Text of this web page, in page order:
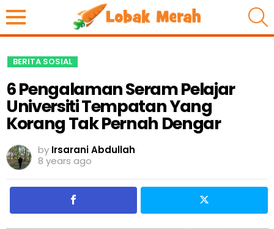
BERITA SOSIAL
6 Pengalaman Seram Pelajar
Universiti Tempatan Yang
Korang Tak Pernah Dengar
by Irsarani Abdullah
8 years ago